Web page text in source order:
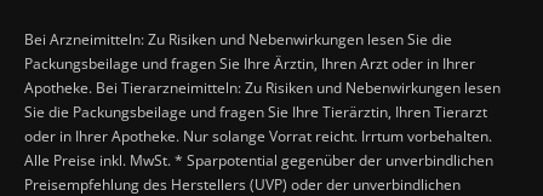
Bei Arzneimitteln: Zu Risiken und Nebenwirkungen lesen Sie die
Packungsbeilage und fragen Sie Ihre Ärztin, Ihren Arzt oder in Ihrer
Apotheke. Bei Tierarzneimitteln: Zu Risiken und Nebenwirkungen lesen
Sie die Packungsbeilage und fragen Sie Ihre Tierärztin, Ihren Tierarzt
oder in Ihrer Apotheke. Nur solange Vorrat reicht. Irrtum vorbehalten.
Alle Preise inkl. MwSt. * Sparpotential gegenüber der unverbindlichen
Preisempfehlung des Herstellers (UVP) oder der unverbindlichen